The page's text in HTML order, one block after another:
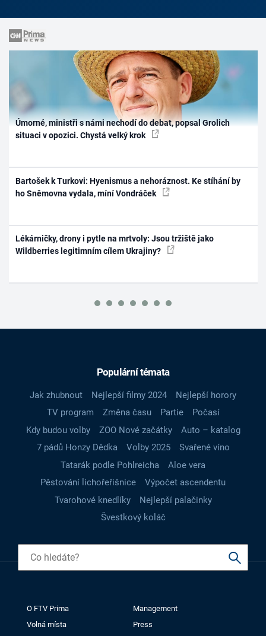
Úmorné, ministři s námi nechodí do debat, popsal Grolich
situaci v opozici. Chystá velký krok
Bartošek k Turkovi: Hyenismus a nehoráznost. Ke stíhání by
ho Sněmovna vydala, míní Vondráček
Lékárničky, drony i pytle na mrtvoly: Jsou tržiště jako
Wildberries legitimním cílem Ukrajiny?
Populární témata
Jak zhubnout Nejlepší filmy 2024
Nejlepší horory
TV program
Změna času Partie
Počasí
Kdy budou volby
ZOO Nové začátky
Auto – katalog
7 pádů Honzy Dědka
Volby 2025
Svařené víno
Tatarák podle Pohlreicha
Aloe vera
Pěstování lichořeřišnice
Výpočet ascendentu
Tvarohové knedlíky
Nejlepší palačinky
Švestkový koláč
O FTV Prima
Management
Volná místa
Press